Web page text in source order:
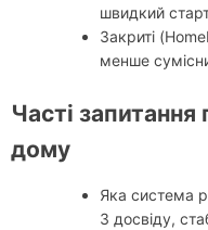
швидкий
Закриті
менше
Часті
дому
Яка система
З досвіду,